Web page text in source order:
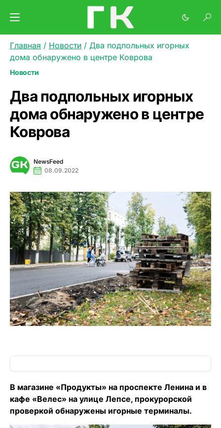
Главная / Новости / Два подпольных игорных
дома обнаружено в центре Коврова
Новости
Два подпольных игорных
дома обнаружено в центре
Коврова
NewsFeed
08.09.2022
В магазине «Продукты» на проспекте Ленина и в
кафе «Велес» на улице Лепсе, прокурорской
проверкой обнаружены игорные терминалы.